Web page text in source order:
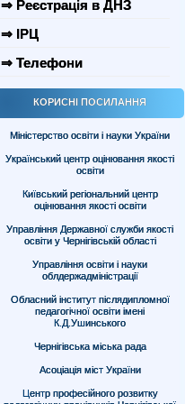
⇒ Реєстрація в ДНЗ
⇒ ІРЦ
⇒ Телефони
КОРИСНІ ПОСИЛАННЯ
Міністерство освіти і науки України
Український центр оцінювання якості
освіти
Київський регіональний центр
оцінювання якості освіти
Управління Державної служби якості
освіти у Чернігівській області
Управління освіти і науки
облдержадміністрації
Обласний інститут післядипломної
педагогічної освіти імені
К.Д.Ушинського
Чернігівська міська рада
Асоціація міст України
Центр професійного розвитку